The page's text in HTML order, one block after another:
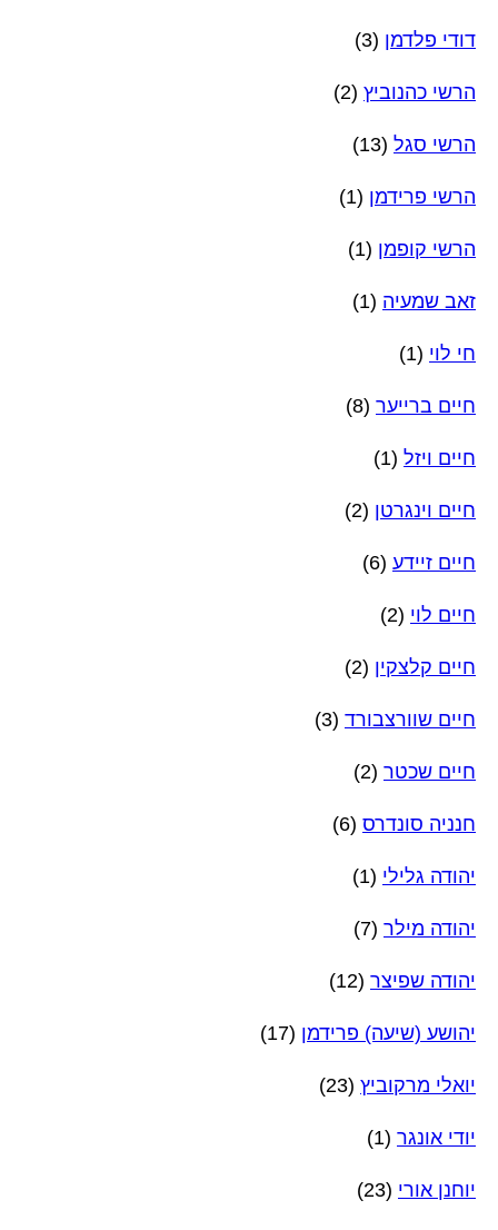
דודי פלדמן (3)
הרשי כהנוביץ (2)
הרשי סגל (13)
הרשי פרידמן (1)
הרשי קופמן (1)
זאב שמעיה (1)
חי לוי (1)
חיים ברייער (8)
חיים ויזל (1)
חיים וינגרטן (2)
חיים זיידע (6)
חיים לוי (2)
חיים קלצקין (2)
חיים שוורצבורד (3)
חיים שכטר (2)
חנניה סונדרס (6)
יהודה גלילי (1)
יהודה מילר (7)
יהודה שפיצר (12)
יהושע (שיעה) פרידמן (17)
יואלי מרקוביץ (23)
יודי אונגר (1)
יוחנן אורי (23)